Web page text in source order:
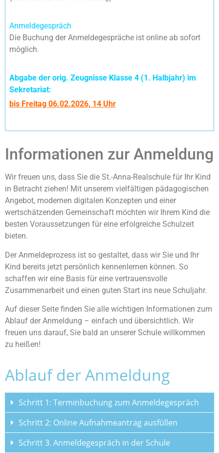
Anmeldegespräch
Die Buchung der Anmeldegespräche ist online ab sofort
möglich.
Abgabe der orig. Zeugnisse Klasse 4 (1. Halbjahr) im
Sekretariat:
bis Freitag 06.02.2026, 14 Uhr
Informationen zur Anmeldung
Wir freuen uns, dass Sie die St.-Anna-Realschule für Ihr Kind
in Betracht ziehen! Mit unserem vielfältigen pädagogischen
Angebot, modernen digitalen Konzepten und einer
wertschätzenden Gemeinschaft möchten wir Ihrem Kind die
besten Voraussetzungen für eine erfolgreiche Schulzeit
bieten.
Der Anmeldeprozess ist so gestaltet, dass wir Sie und Ihr
Kind bereits jetzt persönlich kennenlernen können. So
schaffen wir eine Basis für eine vertrauensvolle
Zusammenarbeit und einen guten Start ins neue Schuljahr.
Auf dieser Seite finden Sie alle wichtigen Informationen zum
Ablauf der Anmeldung – einfach und übersichtlich. Wir
freuen uns darauf, Sie bald an unserer Schule willkommen
zu heißen!
Ablauf der Anmeldung
Schritt 1: Terminbuchung zum Anmeldegespräch
Schritt 2: Online Aufnahmeantrag ausfüllen
Schritt 3. Anmeldegespräch in der Schule